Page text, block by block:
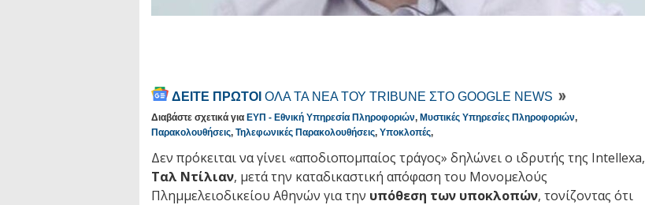
ΔΕΙΤΕ ΠΡΩΤΟΙ ΟΛΑ ΤΑ ΝΕΑ ΤΟΥ TRIBUNE ΣΤΟ GOOGLE NEWS
Διαβάστε σχετικά για ΕΥΠ - Εθνική Υπηρεσία Πληροφοριών, Μυστικές Υπηρεσίες Πληροφοριών,
Παρακολουθήσεις, Τηλεφωνικές Παρακολουθήσεις, Υποκλοπές,
Δεν πρόκειται να γίνει «αποδιοπομπαίος τράγος» δηλώνει ο ιδρυτής της Intellexa,
Ταλ Ντίλιαν, μετά την καταδικαστική απόφαση του Μονομελούς
Πλημμελειοδικείου Αθηνών για την υπόθεση των υποκλοπών, τονίζοντας ότι